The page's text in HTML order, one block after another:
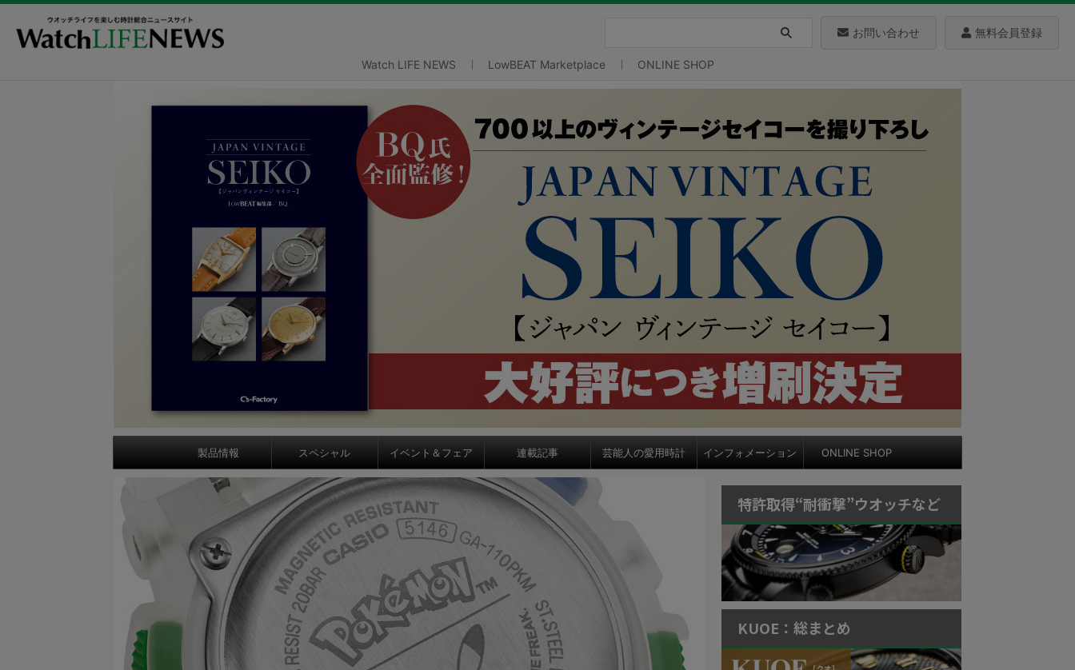
お問い合わせ 無料会員登録
Watch LIFE NEWS LowBEAT Marketplace ONLINE SHOP
製品情報 スペシャル イベント＆フェア 連載記事 芸能人の愛用時計 インフォメーション ONLINE SHOP
特許取得“耐衝撃”ウオッチなど
KUOE：総まとめ